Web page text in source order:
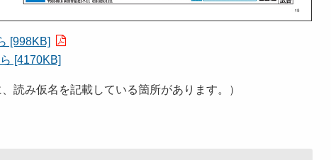
[998KB]
[4170KB]
読み仮名を記載している箇所があります。）